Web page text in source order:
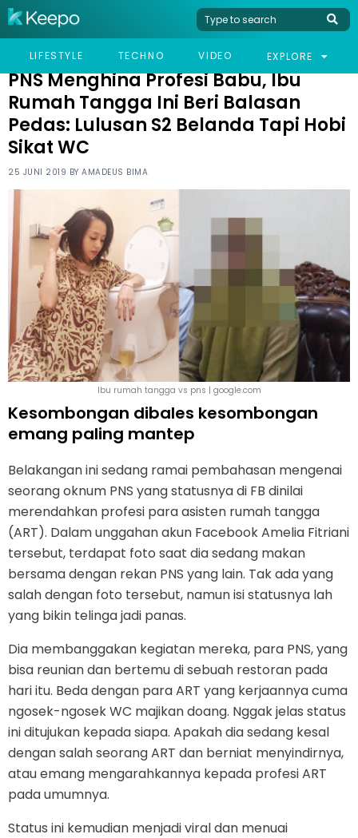
LIFESTYLE TECHNO VIDEO EXPLORE
HOME VIRAL
PNS MENGHINA PROFESI BABU, IBU RUMAH TANGGA INI BERI
PNS Menghina Profesi Babu, Ibu
Rumah Tangga Ini Beri Balasan
Pedas: Lulusan S2 Belanda Tapi Hobi
Sikat WC
25 JUNI 2019 BY AMADEUS BIMA
Ibu rumah tangga vs pns | google.com
Kesombongan dibales kesombongan
emang paling mantep
Belakangan ini sedang ramai pembahasan mengenai
seorang oknum PNS yang statusnya di FB dinilai
merendahkan profesi para asisten rumah tangga
(ART). Dalam unggahan akun Facebook Amelia Fitriani
tersebut, terdapat foto saat dia sedang makan
bersama dengan rekan PNS yang lain. Tak ada yang
salah dengan foto tersebut, namun isi statusnya lah
yang bikin telinga jadi panas.
Dia membanggakan kegiatan mereka, para PNS, yang
bisa reunian dan bertemu di sebuah restoran pada
hari itu. Beda dengan para ART yang kerjaannya cuma
ngosek-ngosek WC majikan doang. Nggak jelas status
ini ditujukan kepada siapa. Apakah dia sedang kesal
dengan salah seorang ART dan berniat menyindirnya,
atau emang mengarahkannya kepada profesi ART
pada umumnya.
Status ini kemudian menjadi viral dan menuai